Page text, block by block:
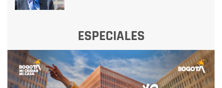
ESPECIALES